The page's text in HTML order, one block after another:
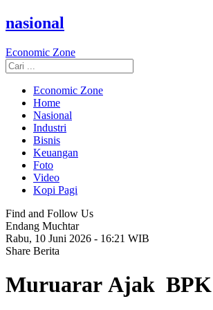
nasional
Economic Zone
Economic Zone
Home
Nasional
Industri
Bisnis
Keuangan
Foto
Video
Kopi Pagi
Find and Follow Us
Endang Muchtar
Rabu, 10 Juni 2026 - 16:21 WIB
Share Berita
Muruarar Ajak BPK